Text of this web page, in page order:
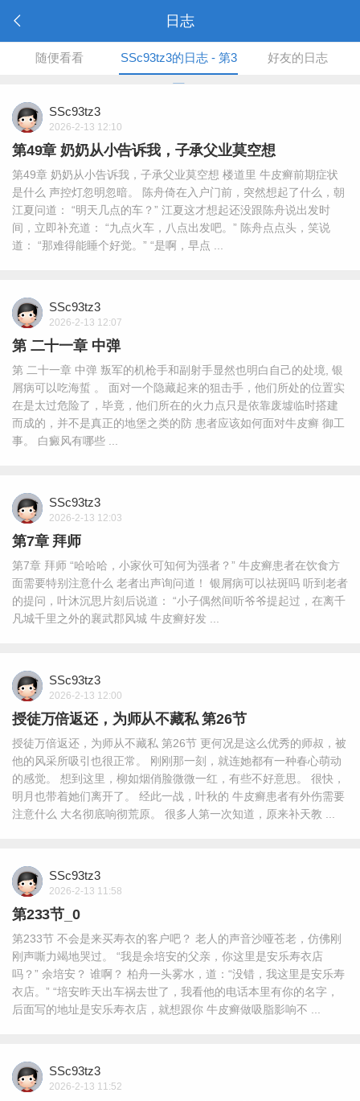
日志
随便看看 SSc93tz3的日志 - 第3
页
好友的日志
SSc93tz3
2026-2-13 12:10
第49章 奶奶从小告诉我，子承父业莫空想
第49章 奶奶从小告诉我，子承父业莫空想 楼道里 牛皮癣前期症状
是什么 声控灯忽明忽暗。 陈舟倚在入户门前，突然想起了什么，朝
江夏问道： “明天几点的车？” 江夏这才想起还没跟陈舟说出发时
间，立即补充道： “九点火车，八点出发吧。” 陈舟点点头，笑说
道： “那难得能睡个好觉。” “是啊，早点 ...
SSc93tz3
2026-2-13 12:07
第 二十一章 中弹
第 二十一章 中弹 叛军的机枪手和副射手显然也明白自己的处境, 银
屑病可以吃海蜇 。 面对一个隐藏起来的狙击手，他们所处的位置实
在是太过危险了，毕竟，他们所在的火力点只是依靠废墟临时搭建
而成的，并不是真正的地堡之类的防 患者应该如何面对牛皮癣 御工
事。 白癜风有哪些 ...
SSc93tz3
2026-2-13 12:03
第7章 拜师
第7章 拜师 “哈哈哈，小家伙可知何为强者？” 牛皮癣患者在饮食方
面需要特别注意什么 老者出声询问道！ 银屑病可以祛斑吗 听到老者
的提问，叶沐沉思片刻后说道： “小子偶然间听爷爷提起过，在离千
凡城千里之外的襄武郡风城 牛皮癣好发 ...
SSc93tz3
2026-2-13 12:00
授徒万倍返还，为师从不藏私 第26节
授徒万倍返还，为师从不藏私 第26节 更何况是这么优秀的师叔，被
他的风采所吸引也很正常。 刚刚那一刻，就连她都有一种春心萌动
的感觉。 想到这里，柳如烟俏脸微微一红，有些不好意思。 很快，
明月也带着她们离开了。 经此一战，叶秋的 牛皮癣患者有外伤需要
注意什么 大名彻底响彻荒原。 很多人第一次知道，原来补天教 ...
SSc93tz3
2026-2-13 11:58
第233节_0
第233节 不会是来买寿衣的客户吧？ 老人的声音沙哑苍老，仿佛刚
刚声嘶力竭地哭过。 “我是余培安的父亲，你这里是安乐寿衣店
吗？” 余培安？ 谁啊？ 柏舟一头雾水，道：“没错，我这里是安乐寿
衣店。” “培安昨天出车祸去世了，我看他的电话本里有你的名字，
后面写的地址是安乐寿衣店，就想跟你 牛皮癣做吸脂影响不 ...
SSc93tz3
2026-2-13 11:52